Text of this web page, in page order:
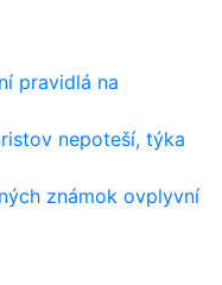
pravidlá na
nepoteší, týka
známok ovplyvní